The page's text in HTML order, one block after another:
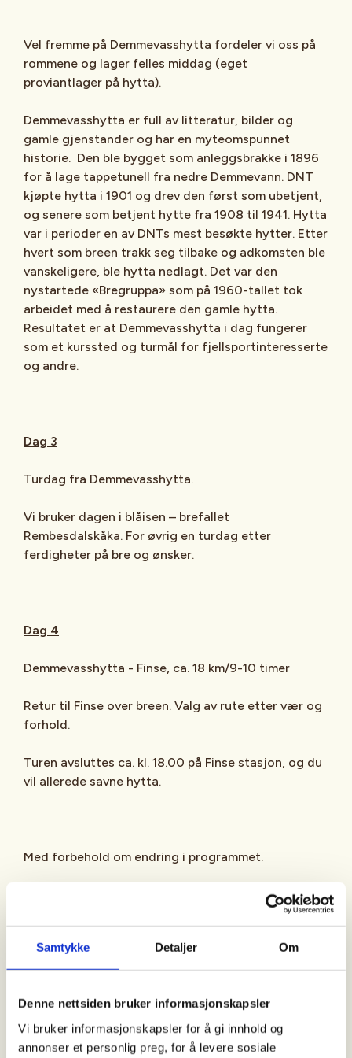
Samtykke Detaljer Om
Denne nettsiden bruker informasjonskapsler
Vi bruker informasjonskapsler for å gi innhold og
annonser et personlig preg, for å levere sosiale
Vel fremme på Demmevasshytta fordeler vi oss på
rommene og lager felles middag (eget
proviantlager på hytta).
Demmevasshytta er full av litteratur, bilder og
gamle gjenstander og har en myteomspunnet
historie. Den ble bygget som anleggsbrakke i 1896
for å lage tappetunell fra nedre Demmevann. DNT
kjøpte hytta i 1901 og drev den først som ubetjent,
og senere som betjent hytte fra 1908 til 1941. Hytta
var i perioder en av DNTs mest besøkte hytter. Etter
hvert som breen trakk seg tilbake og adkomsten ble
vanskeligere, ble hytta nedlagt. Det var den
nystartede «Bregruppa» som på 1960-tallet tok
arbeidet med å restaurere den gamle hytta.
Resultatet er at Demmevasshytta i dag fungerer
som et kurssted og turmål for fjellsportinteresserte
og andre.
Dag 3
Turdag fra Demmevasshytta.
Vi bruker dagen i blåisen – brefallet
Rembesdalskåka. For øvrig en turdag etter
ferdigheter på bre og ønsker.
Dag 4
Demmevasshytta - Finse, ca. 18 km/9-10 timer
Retur til Finse over breen. Valg av rute etter vær og
forhold.
Turen avsluttes ca. kl. 18.00 på Finse stasjon, og du
vil allerede savne hytta.
Med forbehold om endring i programmet.
uker i forkant av turen.
Passer turen for meg